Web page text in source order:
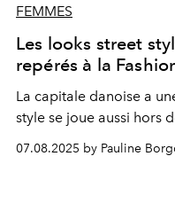
FEMMES
Les looks street
repérés à la
La capitale danoise a
style se joue aussi hors
07.08.2025 by Pauline